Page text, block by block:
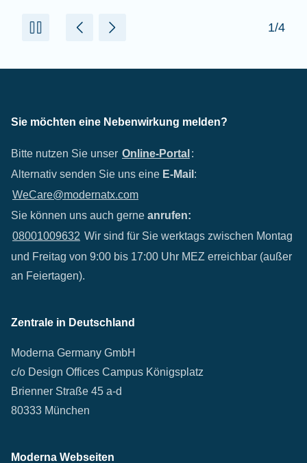
1/4
Sie möchten eine Nebenwirkung melden?
Bitte nutzen Sie unser Online-Portal :
Alternativ senden Sie uns eine E-Mail :
WeCare@modernatx.com
Sie können uns auch gerne anrufen:
08001009632 Wir sind für Sie werktags zwischen Montag
und Freitag von 9:00 bis 17:00 Uhr MEZ erreichbar (außer
an Feiertagen).
Zentrale in Deutschland
Moderna Germany GmbH
c/o Design Offices Campus Königsplatz
Brienner Straße 45 a-d
80333 München
Moderna Webseiten